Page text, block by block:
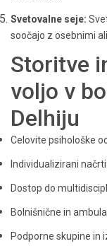
Svetovalne seje:
soočajo z osebnimi
Storitve
voljo v
Delhiju
Celovite psihološke
Individualizirani
Dostop do
Bolnišnične in
Podporne skupine in